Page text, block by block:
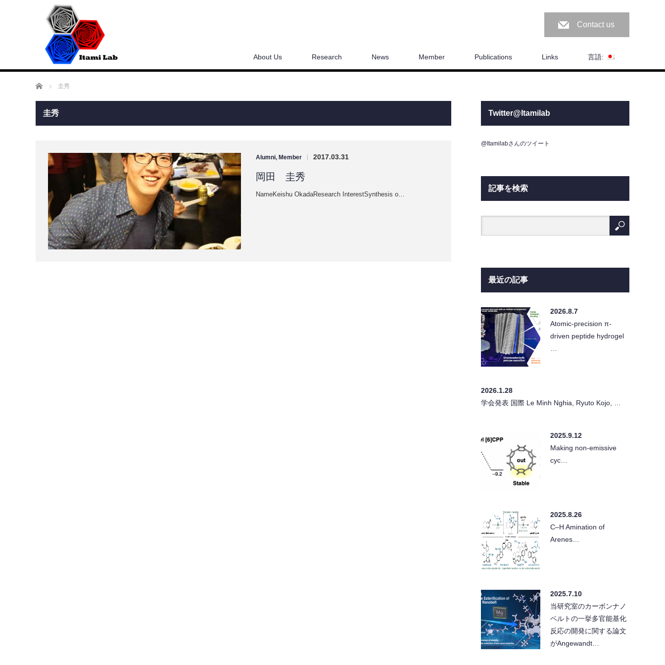
Contact us
About Us Research News Member Publications Links 言語:
ホーム 圭秀
圭秀
Alumni, Member | 2017.03.31
岡田 圭秀
NameKeishu OkadaResearch InterestSynthesis o…
Twitter@Itamilab
@Itamilabさんのツイート
記事を検索
最近の記事
2026.8.7
Atomic-precision π-
driven peptide hydrogel
2026.1.28
学会発表 国際 Le Minh Nghia, Ryuto Kojo, …
2025.9.12
Making non-emissive
cyc…
2025.8.26
C–H Amination of
Arenes…
2025.7.10
当研究室のカーボンナノ
ベルトの一挙多官能基化
反応の開発に関する論文
がAngewandt…